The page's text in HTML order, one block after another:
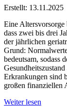
Erstellt: 13.11.2025
Eine
dass zwei bis drei
der jährlichen
Grund:
bedeutsam, sodass
Erkrankungen sind
großen finanziellen
Weiter lesen